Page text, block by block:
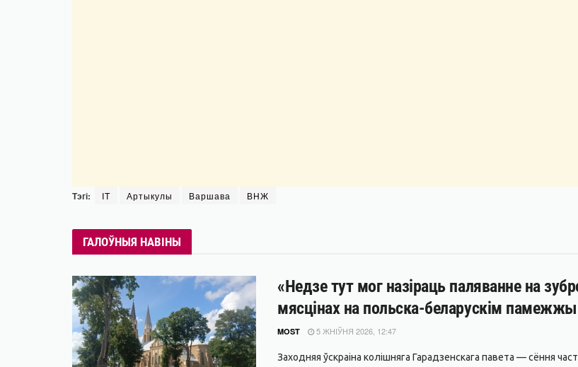
Тэгі: IT Артыкулы Варшава ВНЖ
ГАЛОЎНЫЯ НАВІНЫ
«Недзе тут мог назіраць паляванне на
мясцінах на польска-беларускім памежжы
MOST 5 ЖНІЎНЯ 2026, 12:47
Заходняя ўскраіна колішняга Гарадзенскага павета — сёння